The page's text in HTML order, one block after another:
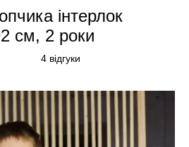
інтерлок
см, 2 роки
4 відгуки